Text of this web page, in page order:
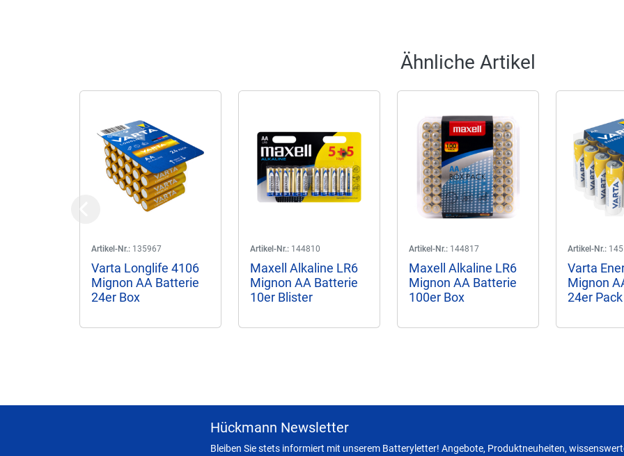
Ähnliche Artikel
Artikel-Nr.: 135967
Varta Longlife 4106
Mignon AA Batterie
24er Box
Artikel-Nr.: 144810
Maxell Alkaline LR6
Mignon AA Batterie
10er Blister
Artikel-Nr.: 144817
Maxell Alkaline LR6
Mignon AA Batterie
100er Box
Artikel-Nr.:
Varta
Mignon
24er Pack
Hückmann Newsletter
Bleiben Sie stets informiert mit unserem Batteryletter! Angebote, Produktneuheiten,